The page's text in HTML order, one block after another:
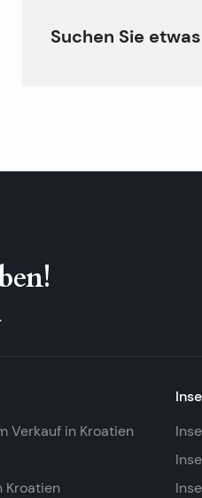
Suchen Sie
Verkauf in Kroatien
Kroatien